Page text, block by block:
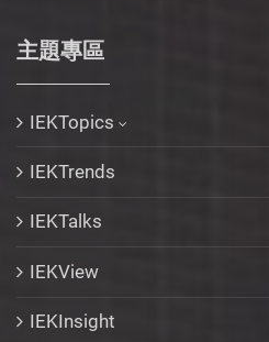
主題專區
IEKTopics
IEKTrends
IEKTalks
IEKView
IEKInsight